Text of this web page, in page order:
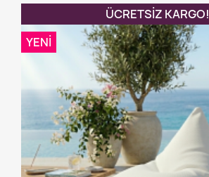
ÜCRETSIZ KARGO!
YENI